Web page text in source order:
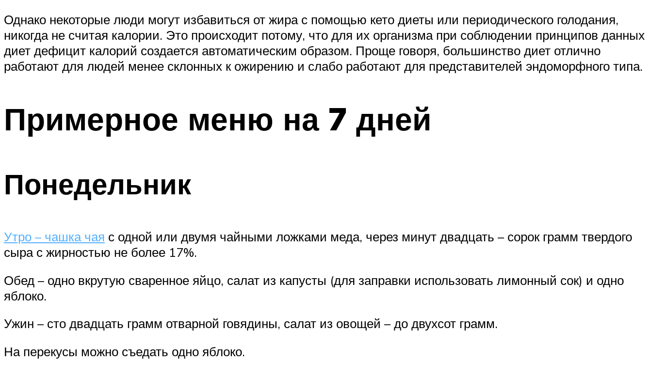
Однако некоторые люди могут избавиться от жира с помощью кето диеты или периодического голодания,
никогда не считая калории. Это происходит потому, что для их организма при соблюдении принципов данных
диет дефицит калорий создается автоматическим образом. Проще говоря, большинство диет отлично
работают для людей менее склонных к ожирению и слабо работают для представителей эндоморфного типа.
Примерное меню на 7 дней
Понедельник
Утро – чашка чая с одной или двумя чайными ложками меда, через минут двадцать – сорок грамм твердого
сыра с жирностью не более 17%.
Обед – одно вкрутую сваренное яйцо, салат из капусты (для заправки использовать лимонный сок) и одно
яблоко.
Ужин – сто двадцать грамм отварной говядины, салат из овощей – до двухсот грамм.
На перекусы можно съедать одно яблоко.